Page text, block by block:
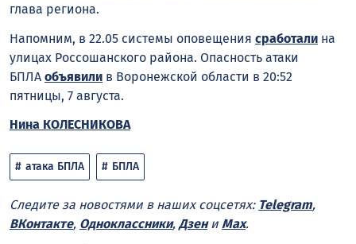
глава региона.
Напомним, в 22.05 системы оповещения сработали на
улицах Россошанского района. Опасность атаки
БПЛА объявили в Воронежской области в 20:52
пятницы, 7 августа.
Нина КОЛЕСНИКОВА
атака БПЛА БПЛА
Следите за новостями в наших соцсетях: Telegram,
ВКонтакте, Одноклассники, Дзени Max.